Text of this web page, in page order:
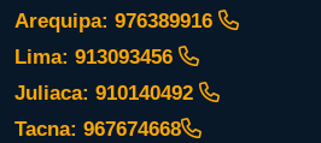
Arequipa: 976389916
Lima: 913093456
Juliaca: 910140492
Tacna: 967674668